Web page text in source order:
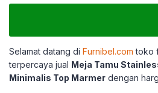
Selamat datang di Furnibel.com toko
terpercaya jual Meja Tamu
Minimalis Top Marmer dengan